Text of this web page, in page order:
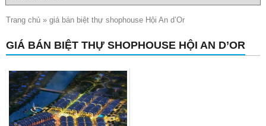
Trang chủ » giá bán biệt thự shophouse Hội An d’Or
GIÁ BÁN BIỆT THỰ SHOPHOUSE HỘI AN D’OR